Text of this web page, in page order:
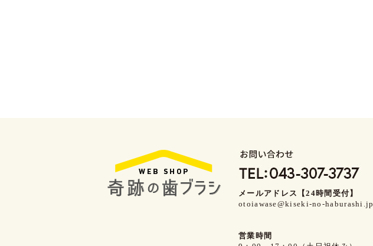
メールアドレス【24時間受付】
otoiawase@kiseki-no-haburashi.jp
営業時間